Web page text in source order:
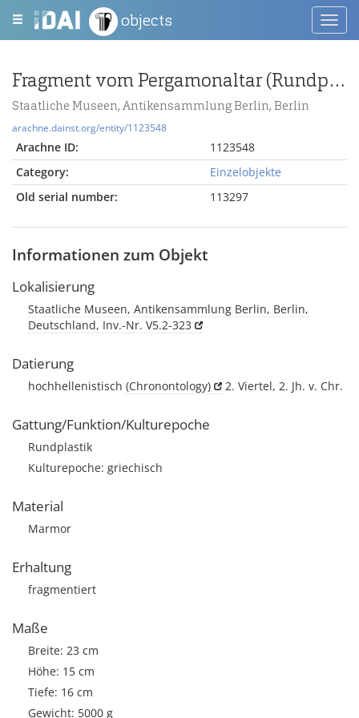
objects
Fragment vom Pergamonaltar (Rundplastik oder Relief); Berlin:Relief / Statue (?), Fragment
Staatliche Museen, Antikensammlung Berlin, Berlin
arachne.dainst.org/entity/1123548
Arachne ID:
1123548
Category:
Einzelobjekte
Old serial number:
113297
Informationen zum Objekt
Lokalisierung
Staatliche Museen, Antikensammlung Berlin, Berlin,
Deutschland, Inv.-Nr. V5.2-323
Datierung
hochhellenistisch (Chronontology) 2. Viertel, 2. Jh. v. Chr.
Gattung/Funktion/Kulturepoche
Rundplastik
Kulturepoche: griechisch
Material
Marmor
Erhaltung
fragmentiert
Maße
Breite: 23 cm
Höhe: 15 cm
Tiefe: 16 cm
Gewicht: 5000 g